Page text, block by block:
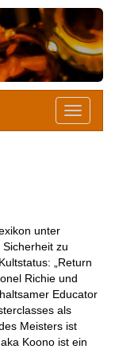
unter
Sicherheit zu
„Return
Richie und
Educator
als
Meisters ist
Koono ist ein